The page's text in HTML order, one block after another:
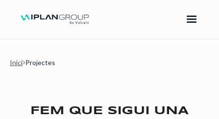
Inici Projectes
FEM QUE SIGUI UNA